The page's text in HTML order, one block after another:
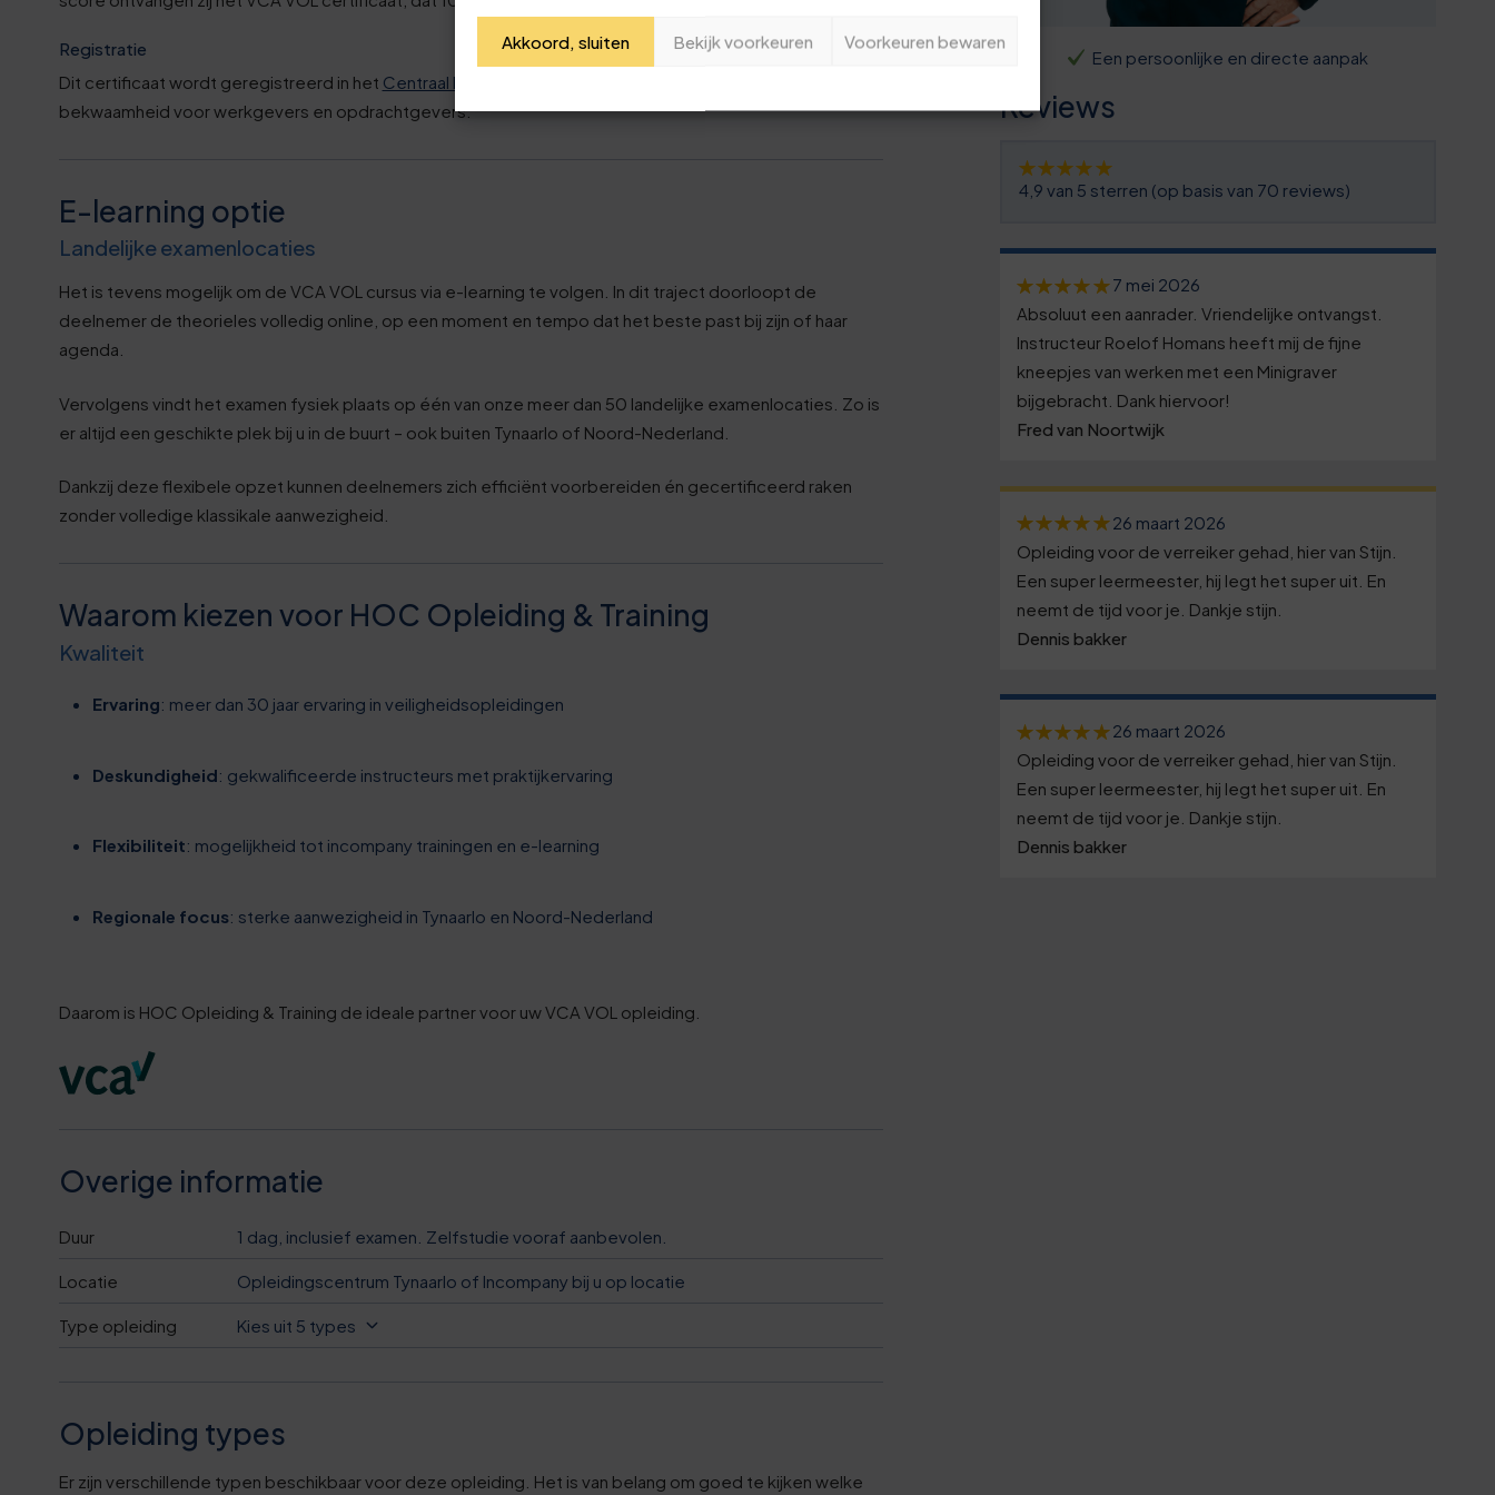
Akkoord, sluiten Bekijk voorkeuren Voorkeuren bewaren
Registratie
Dit certificaat wordt geregistreerd in het Centraal Diploma Register
bekwaamheid voor werkgevers en opdrachtgevers.
E-learning optie
Landelijke examenlocaties
Het is tevens mogelijk om de VCA VOL cursus via e-learning te volgen. In dit traject doorloopt de
deelnemer de theorieles volledig online, op een moment en tempo dat het beste past bij zijn of haar
agenda.
Vervolgens vindt het examen fysiek plaats op één van onze meer dan 50 landelijke examenlocaties. Zo is
er altijd een geschikte plek bij u in de buurt – ook buiten Tynaarlo of Noord-Nederland.
Dankzij deze flexibele opzet kunnen deelnemers zich efficiënt voorbereiden én gecertificeerd raken
zonder volledige klassikale aanwezigheid.
Waarom kiezen voor HOC Opleiding & Training
Kwaliteit
Ervaring: meer dan 30 jaar ervaring in veiligheidsopleidingen
Deskundigheid: gekwalificeerde instructeurs met praktijkervaring
Flexibiliteit: mogelijkheid tot incompany trainingen en e-learning
Regionale focus: sterke aanwezigheid in Tynaarlo en Noord-Nederland
Daarom is HOC Opleiding & Training de ideale partner voor uw VCA VOL opleiding.
Overige informatie
Duur 1 dag, inclusief examen. Zelfstudie vooraf aanbevolen.
Locatie Opleidingscentrum Tynaarlo of Incompany bij u op locatie
Type opleiding Kies uit 5 types
Opleiding types
Er zijn verschillende typen beschikbaar voor deze opleiding. Het is van belang om goed te kijken welke
Een persoonlijke en directe aanpak
Reviews
4,9 van 5 sterren (op basis van 70 reviews)
7 mei 2026
Absoluut een aanrader. Vriendelijke ontvangst.
Instructeur Roelof Homans heeft mij de fijne
kneepjes van werken met een Minigraver
bijgebracht. Dank hiervoor!
Fred van Noortwijk
26 maart 2026
Opleiding voor de verreiker gehad, hier van Stijn.
Een super leermeester, hij legt het super uit. En
neemt de tijd voor je. Dankje stijn.
Dennis bakker
26 maart 2026
Opleiding voor de verreiker gehad, hier van Stijn.
Een super leermeester, hij legt het super uit. En
neemt de tijd voor je. Dankje stijn.
Dennis bakker
0
3
6
9
9
5
1
1
2
3
4
5
6
6
7
8
9
0
0
1
2
4
7
8
8
3
4
9
9
4
0
5
0
5
0
6
1
6
7
1
2
3
7
Je naam